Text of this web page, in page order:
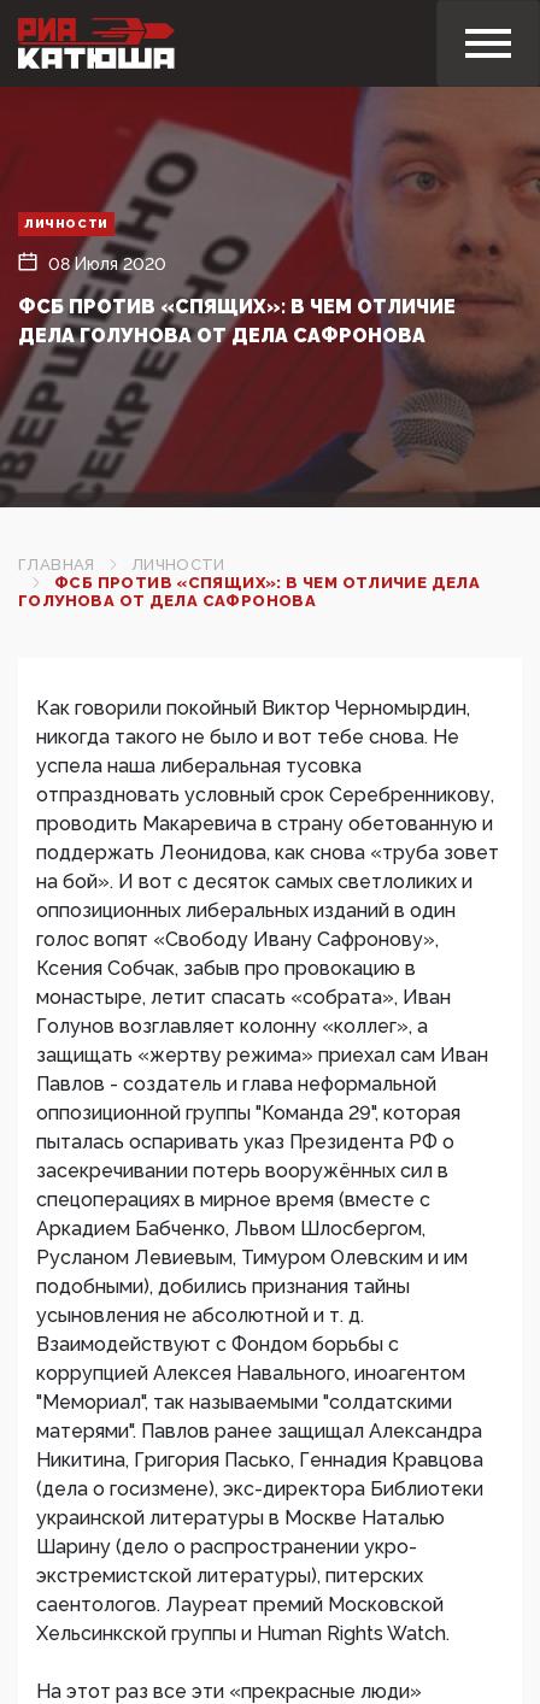
ЛИЧНОСТИ
08 Июля 2020
ФСБ ПРОТИВ «СПЯЩИХ»: В ЧЕМ ОТЛИЧИЕ
ДЕЛА ГОЛУНОВА ОТ ДЕЛА САФРОНОВА
ГЛАВНАЯ
ЛИЧНОСТИ
ФСБ ПРОТИВ «СПЯЩИХ»: В ЧЕМ ОТЛИЧИЕ ДЕЛА
ГОЛУНОВА ОТ ДЕЛА САФРОНОВА
Как говорили покойный Виктор Черномырдин,
никогда такого не было и вот тебе снова. Не
успела наша либеральная тусовка
отпраздновать условный срок Серебренникову,
проводить Макаревича в страну обетованную и
поддержать Леонидова, как снова «труба зовет
на бой». И вот с десяток самых светлоликих и
оппозиционных либеральных изданий в один
голос вопят «Свободу Ивану Сафронову»,
Ксения Собчак, забыв про провокацию в
монастыре, летит спасать «собрата», Иван
Голунов возглавляет колонну «коллег», а
защищать «жертву режима» приехал сам Иван
Павлов - создатель и глава неформальной
оппозиционной группы "Команда 29", которая
пыталась оспаривать указ Президента РФ о
засекречивании потерь вооружённых сил в
спецоперациях в мирное время (вместе с
Аркадием Бабченко, Львом Шлосбергом,
Русланом Левиевым, Тимуром Олевским и им
подобными), добились признания тайны
усыновления не абсолютной и т. д.
Взаимодействуют с Фондом борьбы с
коррупцией Алексея Навального, иноагентом
"Мемориал", так называемыми "солдатскими
матерями". Павлов ранее защищал Александра
Никитина, Григория Пасько, Геннадия Кравцова
(дела о госизмене), экс-директора Библиотеки
украинской литературы в Москве Наталью
Шарину (дело о распространении укро-
экстремистской литературы), питерских
саентологов. Лауреат премий Московской
Хельсинкской группы и Human Rights Watch.
На этот раз все эти «прекрасные люди»